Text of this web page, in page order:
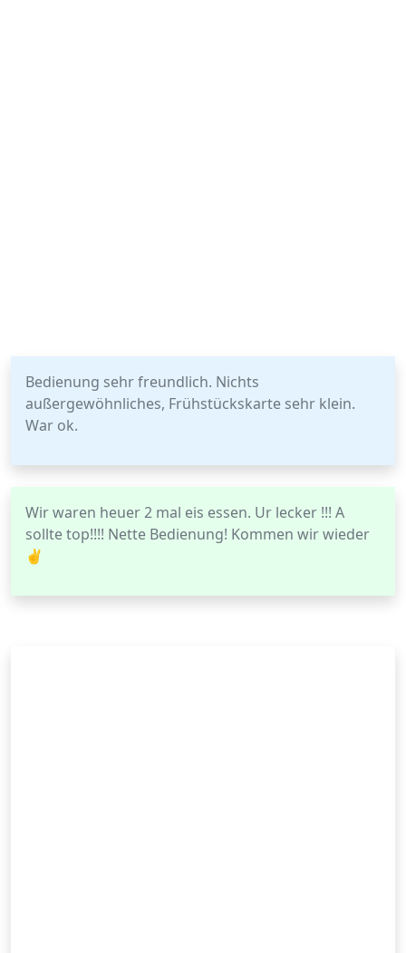
Bedienung sehr freundlich. Nichts
außergewöhnliches, Frühstückskarte sehr klein.
War ok.
Wir waren heuer 2 mal eis essen. Ur lecker !!! A
sollte top!!!! Nette Bedienung! Kommen wir wieder
✌️